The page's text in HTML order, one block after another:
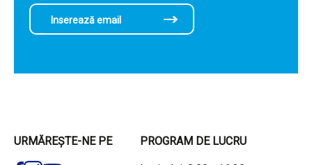
URMĂREȘTE-NE PE PROGRAM DE LUCRU